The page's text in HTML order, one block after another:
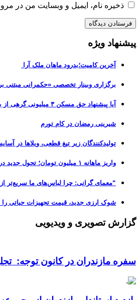
ذخیره نام، ایمیل و وبسایت من در
پیشنهاد ویژه
آخرین کامیت؛بدرود ماهان ملک آرا
برگزاری وبینار تخصصی «حکمرانی
آیا پیشنهاد حق مسکن ۳ میلیونی گرهی از بحران معیشت باز می‌کند؟
شیرینی رمضان در کام تورم
تولیدکنندگان زیر تیغ قطعی، ویلاها در
واریز ماهانه ۱ میلیون تومان؛ تحول جدید در طرح کالابرگ الکترونیکی
“معمای گرانی: چرا لباس‌های ما سریع‌تر
شوک ارزی جدید، قیمت تجهیزات حیاتی را ۱۰ برابر کرد؛ سهم بیمار از جیب، از ۵۰ به ۷۰ درصد رسید!
گزارش تصویری و ویدیویی
سفره مازندران در کانون توجه: